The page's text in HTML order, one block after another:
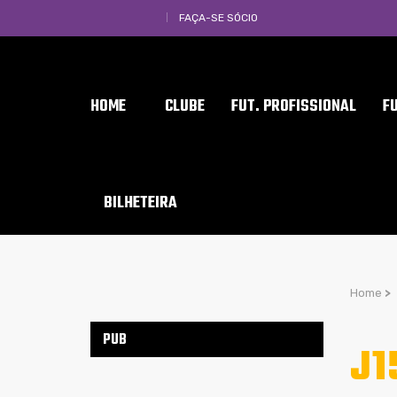
FAÇA-SE SÓCIO
HOME CLUBE FUT. PROFISSIONAL
BILHETEIRA
Home >
PUB